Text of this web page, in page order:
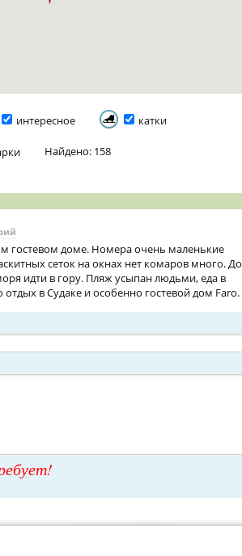
интересное катки
Найдено: 158
гостевом доме. Номера очень маленькие
сеток на окнах нет комаров много. До
идти в гору. Пляж усыпан людьми, еда в
в Судаке и особенно гостевой дом Faro.